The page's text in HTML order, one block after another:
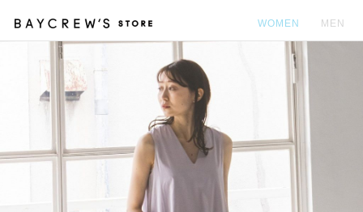
WOMEN MEN